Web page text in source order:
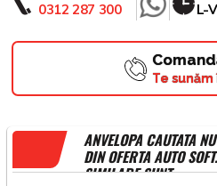
0312 287 300 L-
Te sunăm
ANVELOPA CAUTATA
DIN OFERTA AUTO
SIMILARE SUNT